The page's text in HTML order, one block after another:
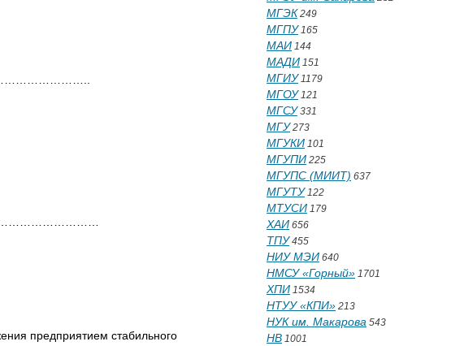
предприятием стабильного
МГЭК 249
МГПУ165
МАИ 144
МАДИ 151
МГИУ1179
МГОУ121
МГСУ331
МГУ273
МГУКИ 101
МГУПИ 225
МГУПС (МИИТ) 637
МГУТУ122
МТУСИ 179
ХАИ 656
ТПУ455
НИУ МЭИ 640
НМСУ «Горный» 1701
ХПИ 1534
НТУУ «КПИ» 213
НУК им. Макарова 543
НВ 1001